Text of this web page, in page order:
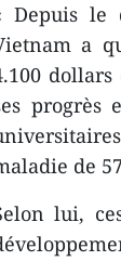
Depuis le
a
progrès
de
lui,